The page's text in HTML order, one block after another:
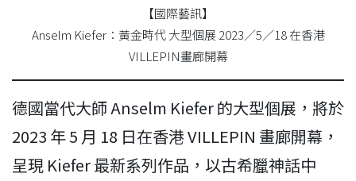
【國際藝訊】
Anselm Kiefer：黃金時代 大型個展 2023／5／18 在香港
VILLEPIN畫廊開幕
德國當代大師 Anselm Kiefer 的大型個展，將於
2023 年 5 月 18 日在香港 VILLEPIN 畫廊開幕，
呈現 Kiefer 最新系列作品，以古希臘神話中